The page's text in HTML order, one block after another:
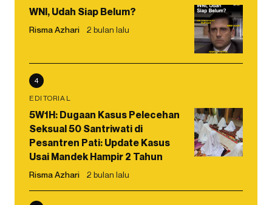
WNI, Udah Siap Belum?
Risma Azhari 2 bulan lalu
4
EDITORIAL
5W1H: Dugaan Kasus Pelecehan
Seksual 50 Santriwati di
Pesantren Pati: Update Kasus
Usai Mandek Hampir 2 Tahun
Risma Azhari 2 bulan lalu